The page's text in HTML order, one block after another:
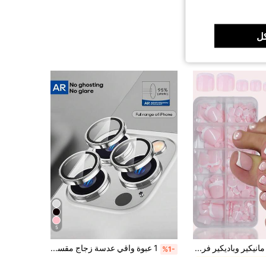
120 قطعة طقم مانيكير وباديكير فرنسي أبيض، أظافر مربعة متوسطة الحجم قابلة للضغط، تصميم بسيط عصري، ملصقات أظافر مسبقة اللصق، أسلوب فرنسي نقي لامع، مناسب لارتداء النساء اليومي، يشمل صندوق تخزين، جمالية الفتاة النظيفة
5
%1- 1 عبوة واقي عدسة زجاج مقسى بتصميم عين الصقر الفضي، مقاوم للماء، مقاوم للخدش، حواف غير قابلة للكسر، متوافق مع سلسلة هواتف آيفون 11/12/13/14/15/16/16 بلس/16 برو/16 برو ماكس/17/17 إير/17 برو/17 برو ماكس